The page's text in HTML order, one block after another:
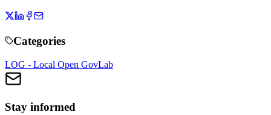
Categories
LOG - Local Open GovLab
Stay informed